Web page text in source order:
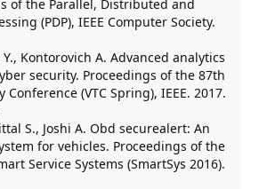
of the Parallel, Distributed and
(PDP), IEEE Computer Society.
Kontorovich A. Advanced analytics
security. Proceedings of the 87th
(VTC Spring), IEEE. 2017.
S., Joshi A. Obd securealert: An
for vehicles. Proceedings of the
Service Systems (SmartSys 2016).